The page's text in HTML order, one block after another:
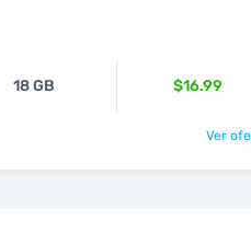
18 GB $16.99
Ver